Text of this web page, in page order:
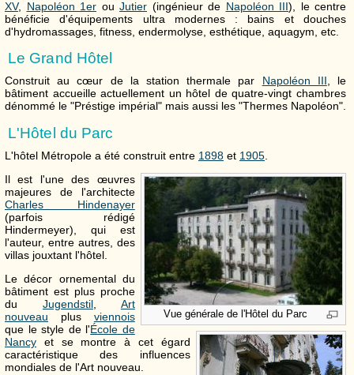
XV, Napoléon 1er ou Jutier (ingénieur de Napoléon III), le centre
bénéficie d'équipements ultra modernes : bains et douches
d'hydromassages, fitness, endermolyse, esthétique, aquagym, etc.
Le Grand Hôtel
Construit au cœur de la station thermale par Napoléon III, le
bâtiment accueille actuellement un hôtel de quatre-vingt chambres
dénommé le "Préstige impérial" mais aussi les "Thermes Napoléon".
L'Hôtel du Parc
L'hôtel Métropole a été construit entre 1898 et 1905
Vue générale de l'Hôtel du Parc
Il est l'une des œuvres
majeures de l'architecte
Charles Hindenayer
(parfois rédigé
Hindermeyer), qui est
l'auteur, entre autres, des
villas jouxtant l'hôtel.
Le décor ornemental du
bâtiment est plus proche
du Jugendstil, Art
nouveau plus viennois
que le style de l'École de
Nancy et se montre à cet égard
caractéristique des influences
mondiales de l'Art nouveau.